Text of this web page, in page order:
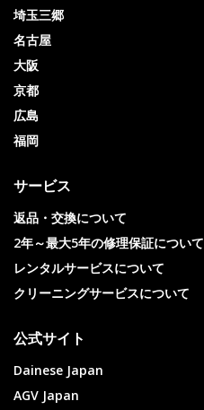
埼玉三郷
名古屋
大阪
京都
広島
福岡
サービス
返品・交換について
2年～最大5年の修理保証について
レンタルサービスについて
クリーニングサービスについて
公式サイト
Dainese Japan
AGV Japan